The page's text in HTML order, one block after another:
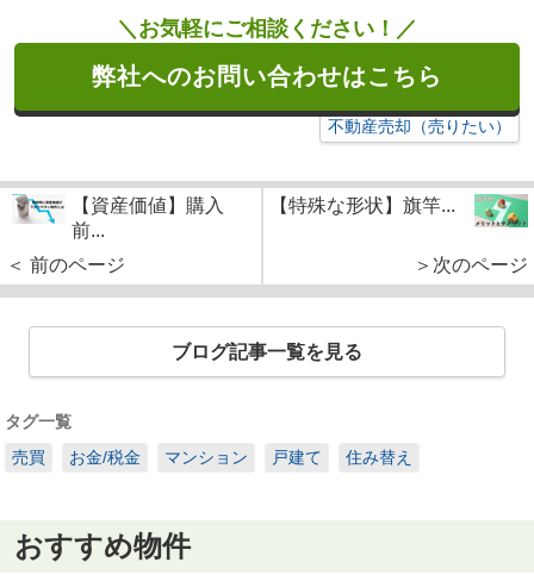
＼お気軽にご相談ください！／
弊社へのお問い合わせはこちら
不動産売却（売りたい）
【資産価値】購入
前...
＜ 前のページ
【特殊な形状】旗竿...
＞次のページ
ブログ記事一覧を見る
タグ一覧
売買
お金/税金 マンション 戸建て 住み替え
おすすめ物件